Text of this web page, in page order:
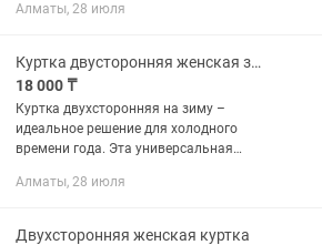
Athletic works, Rothschild extreme riders,
Алматы, 28 июля
Куртка двусторонняя женская зима по низкой цене
18 000 ₸
Куртка двухсторонняя на зиму –
идеальное решение для холодного
времени года. Эта универсальная
практичность, позволяя вам менять
настроения...
Алматы, 28 июля
Двухсторонняя женская куртка